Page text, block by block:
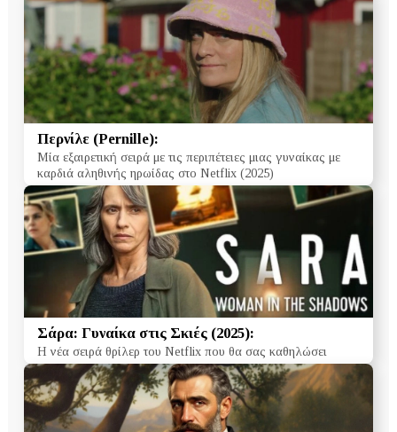
Περνίλε (Pernille):
Μία εξαιρετική σειρά με τις περιπέτειες μιας γυναίκας με
καρδιά αληθινής ηρωίδας στο Netflix (2025)
Σάρα: Γυναίκα στις Σκιές (2025):
Η νέα σειρά θρίλερ του Netflix που θα σας καθηλώσει